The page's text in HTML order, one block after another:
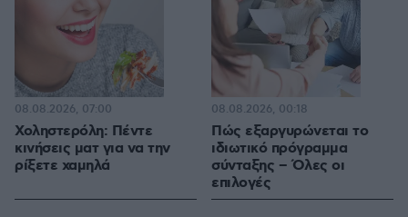
Χοληστερόλη: Πέντε
κινήσεις ματ για να την
ρίξετε χαμηλά
08.08.2026, 07:00
Πώς εξαργυρώνεται το
ιδιωτικό πρόγραμμα
σύνταξης – Όλες οι
επιλογές
08.08.2026, 00:18